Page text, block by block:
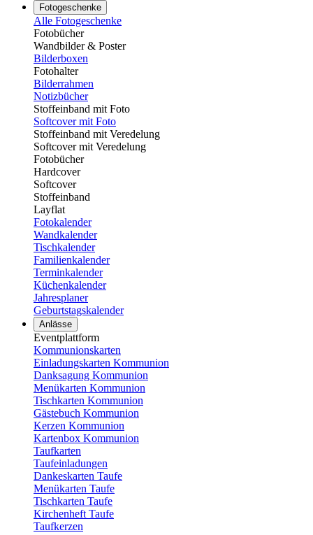
Fotogeschenke
Alle Fotogeschenke
Fotobücher
Wandbilder & Poster
Bilderboxen
Fotohalter
Bilderrahmen
Notizbücher
Stoffeinband mit Foto
Softcover mit Foto
Stoffeinband mit Veredelung
Softcover mit Veredelung
Fotobücher
Hardcover
Softcover
Stoffeinband
Layflat
Fotokalender
Wandkalender
Tischkalender
Familienkalender
Terminkalender
Küchenkalender
Jahresplaner
Geburtstagskalender
Anlässe
Eventplattform
Kommunionskarten
Einladungskarten Kommunion
Danksagung Kommunion
Menükarten Kommunion
Tischkarten Kommunion
Gästebuch Kommunion
Kerzen Kommunion
Kartenbox Kommunion
Taufkarten
Taufeinladungen
Dankeskarten Taufe
Menükarten Taufe
Tischkarten Taufe
Kirchenheft Taufe
Taufkerzen